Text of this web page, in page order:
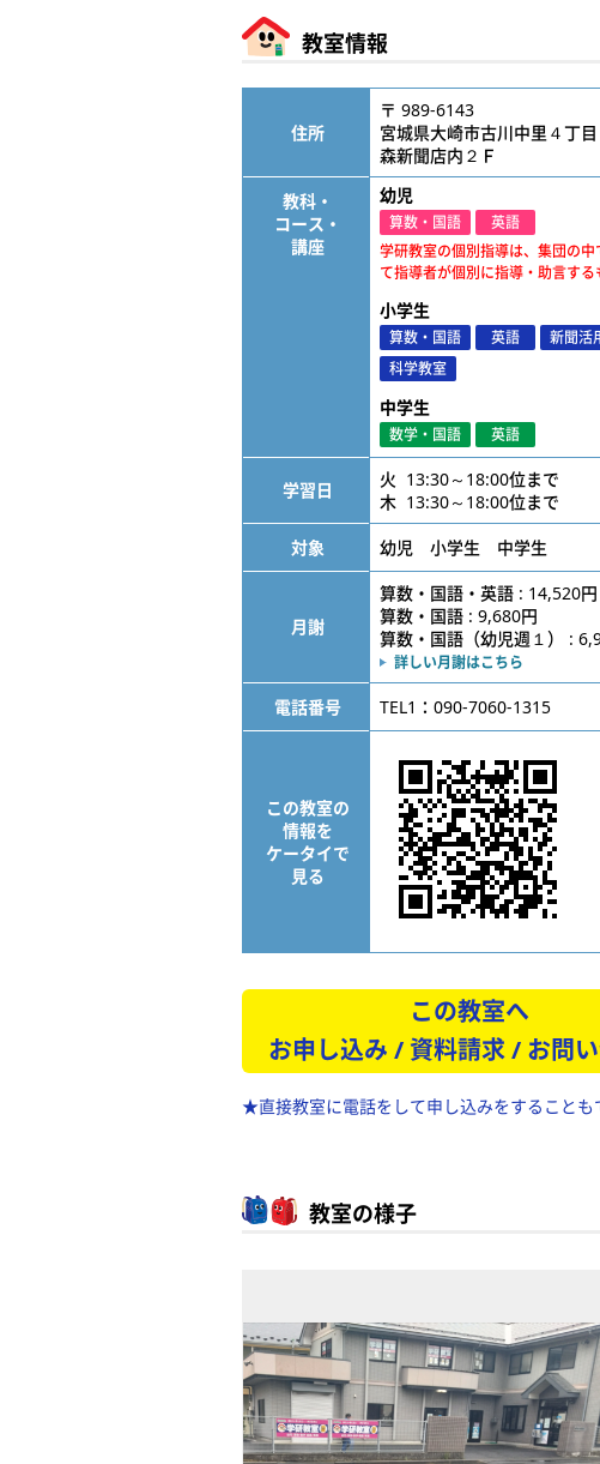
教室情報
住所
〒 989-6143
宮城県大崎市古川中里４丁
森新聞店内２Ｆ
教科・
コース・
講座
幼児
算数・国語
英語
学研教室の個別指導は、集団の中
て指導者が個別に指導・助言する
小学生
算数・国語 英語
新聞活
科学教室
中学生
数学・国語 英語
学習日
火 13:30～18:00位まで
木 13:30～18:00位まで
対象
幼児 小学生 中学生
月謝
算数・国語・英語 : 14,520円
算数・国語 : 9,680円
算数・国語（幼児週１） :
詳しい月謝はこちら
電話番号 TEL1：090-7060-1315
この教室の
情報を
ケータイで
見る
この教室へ
お申し込み / 資料請求 / お問
★直接教室に電話をして申し込みをすることも
教室の様子